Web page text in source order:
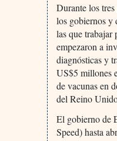
Durante los
los gobiernos y
las que
empezaron a
diagnósticas y
US$5 millones
de vacunas en
del Reino
El gobierno de
Speed) hasta